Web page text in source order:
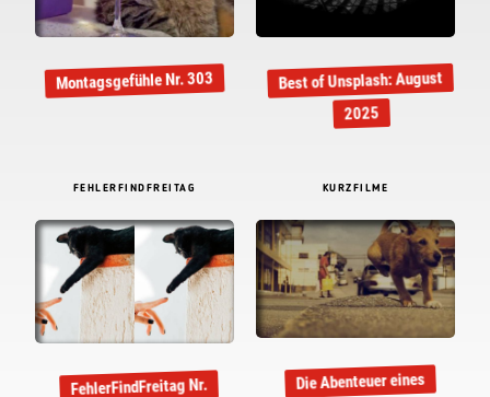
Montagsgefühle Nr. 303 Best of Unsplash: August
2025
FEHLERFINDFREITAG
FehlerFindFreitag Nr.
KURZFILME
Die Abenteuer eines